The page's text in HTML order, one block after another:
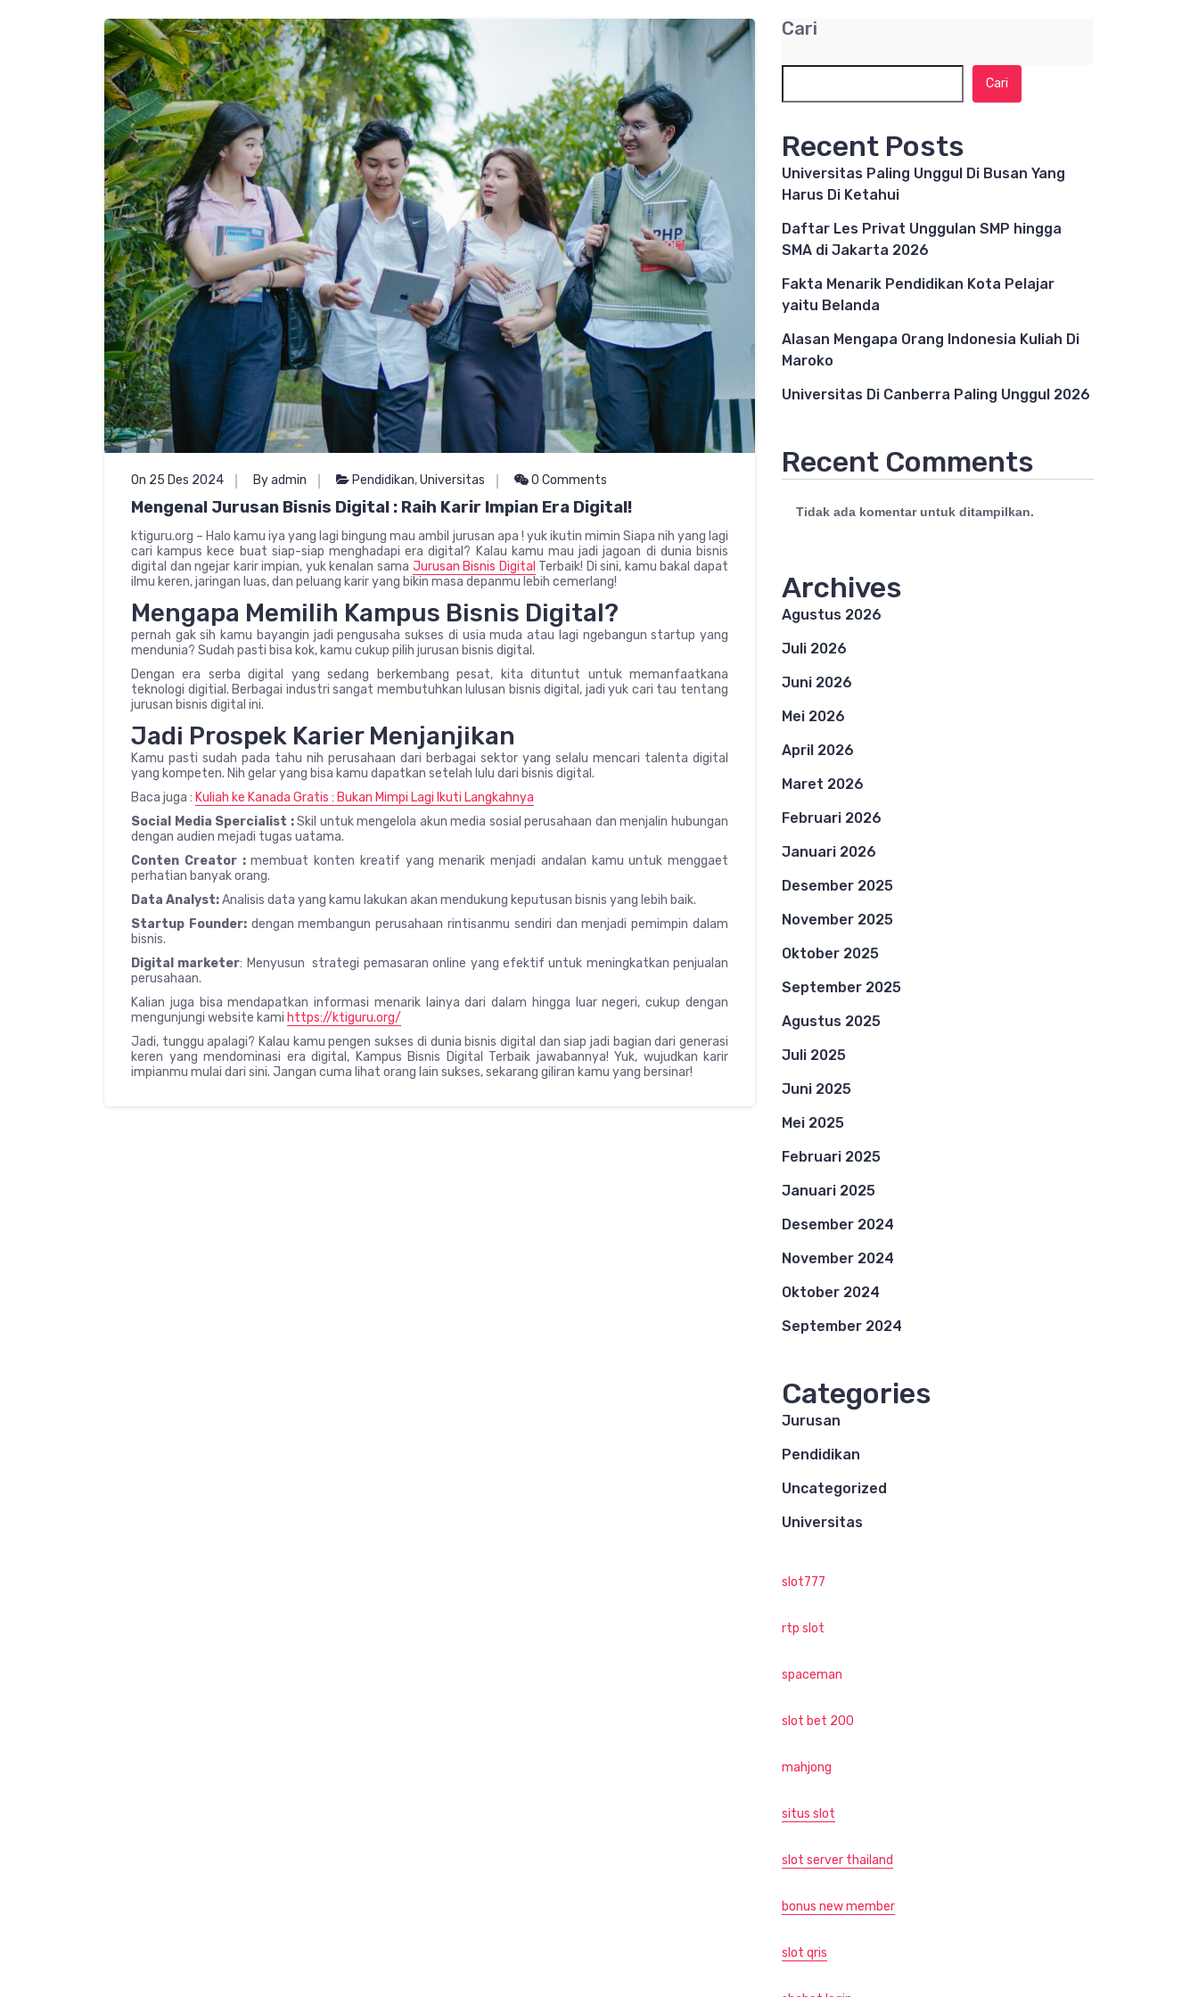
On 25 Des 2024 By admin Pendidikan,Universitas 0 Comments
Mengenal Jurusan Bisnis Digital : Raih Karir Impian Era Digital!
ktiguru.org – Halo kamu iya yang lagi bingung mau ambil jurusan apa ! yuk ikutin mimin Siapa nih yang lagi
cari kampus kece buat siap-siap menghadapi era digital? Kalau kamu mau jadi jagoan di dunia bisnis
digital dan ngejar karir impian, yuk kenalan sama Jurusan Bisnis Digital Terbaik! Di sini, kamu bakal dapat
ilmu keren, jaringan luas, dan peluang karir yang bikin masa depanmu lebih cemerlang!
Mengapa Memilih Kampus Bisnis Digital?
pernah gak sih kamu bayangin jadi pengusaha sukses di usia muda atau lagi ngebangun startup yang
mendunia? Sudah pasti bisa kok, kamu cukup pilih jurusan bisnis digital.
Dengan era serba digital yang sedang berkembang pesat, kita dituntut untuk memanfaatkana
teknologi digitial. Berbagai industri sangat membutuhkan lulusan bisnis digital, jadi yuk cari tau tentang
jurusan bisnis digital ini.
Jadi Prospek Karier Menjanjikan
Kamu pasti sudah pada tahu nih perusahaan dari berbagai sektor yang selalu mencari talenta digital
yang kompeten. Nih gelar yang bisa kamu dapatkan setelah lulu dari bisnis digital.
Baca juga : Kuliah ke Kanada Gratis : Bukan Mimpi Lagi Ikuti Langkahnya
Social Media Spercialist :Skil untuk mengelola akun media sosial perusahaan dan menjalin hubungan
dengan audien mejadi tugas uatama.
Conten Creator :membuat konten kreatif yang menarik menjadi andalan kamu untuk menggaet
perhatian banyak orang.
Data Analyst:Analisis data yang kamu lakukan akan mendukung keputusan bisnis yang lebih baik.
Startup Founder:dengan membangun perusahaan rintisanmu sendiri dan menjadi pemimpin dalam
bisnis.
Digital marketer: Menyusun strategi pemasaran online yang efektif untuk meningkatkan penjualan
perusahaan.
Kalian juga bisa mendapatkan informasi menarik lainya dari dalam hingga luar negeri, cukup dengan
mengunjungi website kami https://ktiguru.org/
Jadi, tunggu apalagi? Kalau kamu pengen sukses di dunia bisnis digital dan siap jadi bagian dari generasi
keren yang mendominasi era digital, Kampus Bisnis Digital Terbaik jawabannya! Yuk, wujudkan karir
impianmu mulai dari sini. Jangan cuma lihat orang lain sukses, sekarang giliran kamu yang bersinar!
Cari
Cari
Recent Posts
Universitas Paling Unggul Di Busan Yang
Harus Di Ketahui
Daftar Les Privat Unggulan SMP hingga
SMA di Jakarta 2026
Fakta Menarik Pendidikan Kota Pelajar
yaitu Belanda
Alasan Mengapa Orang Indonesia Kuliah Di
Maroko
Universitas Di Canberra Paling Unggul 2026
Recent Comments
Tidak ada komentar untuk ditampilkan.
Archives
Agustus 2026
Juli 2026
Juni 2026
Mei 2026
April 2026
Maret 2026
Februari 2026
Januari 2026
Desember 2025
November 2025
Oktober 2025
September 2025
Agustus 2025
Juli 2025
Juni 2025
Mei 2025
Februari 2025
Januari 2025
Desember 2024
November 2024
Oktober 2024
September 2024
Categories
Jurusan
Pendidikan
Uncategorized
Universitas
slot777
rtp slot
spaceman
slot bet 200
mahjong
situs slot
slot server thailand
bonus new member
slot qris